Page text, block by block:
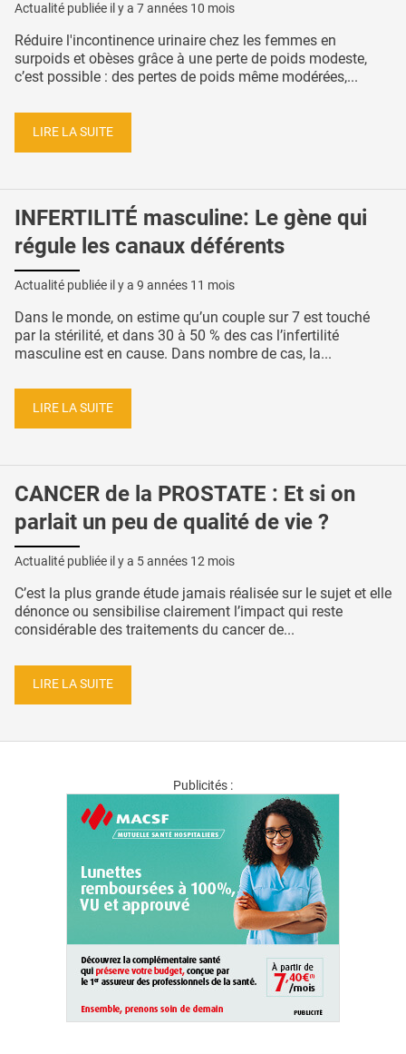
Actualité publiée il y a 7 années 10 mois
Réduire l'incontinence urinaire chez les femmes en
surpoids et obèses grâce à une perte de poids modeste,
c’est possible : des pertes de poids même modérées,...
LIRE LA SUITE
INFERTILITÉ masculine: Le gène qui
régule les canaux déférents
Actualité publiée il y a 9 années 11 mois
Dans le monde, on estime qu’un couple sur 7 est touché
par la stérilité, et dans 30 à 50 % des cas l’infertilité
masculine est en cause. Dans nombre de cas, la...
LIRE LA SUITE
CANCER de la PROSTATE : Et si on
parlait un peu de qualité de vie ?
Actualité publiée il y a 5 années 12 mois
C’est la plus grande étude jamais réalisée sur le sujet et elle
dénonce ou sensibilise clairement l’impact qui reste
considérable des traitements du cancer de...
LIRE LA SUITE
Publicités :